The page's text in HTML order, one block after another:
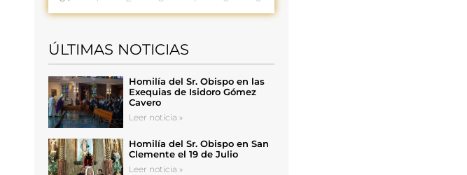
ÚLTIMAS NOTICIAS
Homilía del Sr. Obispo en las
Exequias de Isidoro Gómez
Cavero
Leer noticia »
Homilía del Sr. Obispo en San
Clemente el 19 de Julio
Leer noticia »